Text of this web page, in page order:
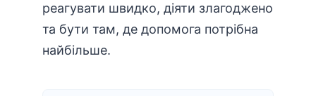
реагувати швидко, діяти злагоджено
та бути там, де допомога потрібна
найбільше.